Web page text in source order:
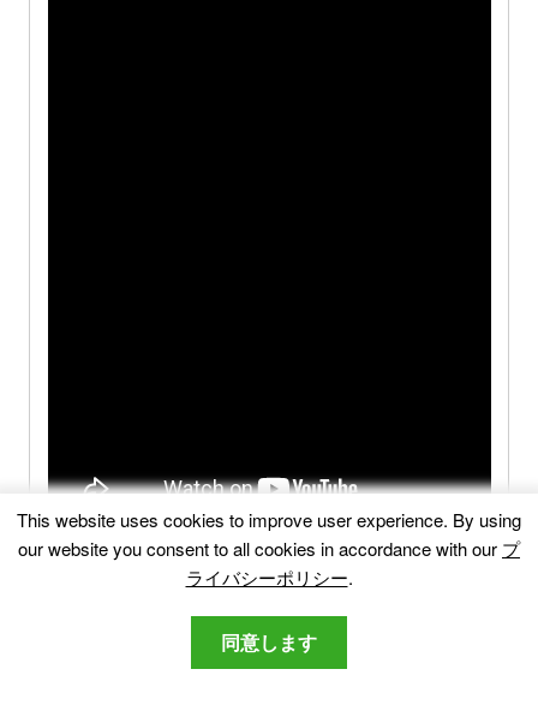
Search.searchwag(.)
This website uses cookies to improve user experience. By using
our website you consent to all cookies in accordance with our プ
ライバシーポリシー.
同意します